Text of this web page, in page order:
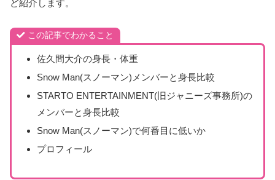
ど紹介します。
この記事でわかること
佐久間大介の身長・体重
Snow Man(スノーマン)メンバーと身長比較
STARTO ENTERTAINMENT(旧ジャニーズ事務所)の
メンバーと身長比較
Snow Man(スノーマン)で何番目に低いか
プロフィール